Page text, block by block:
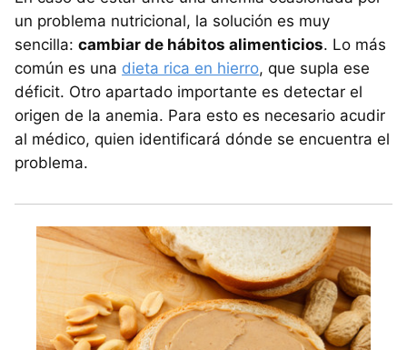
un problema nutricional, la solución es muy
sencilla: cambiar de hábitos alimenticios. Lo más
común es una dieta rica en hierro, que supla ese
déficit. Otro apartado importante es detectar el
origen de la anemia. Para esto es necesario acudir
al médico, quien identificará dónde se encuentra el
problema.